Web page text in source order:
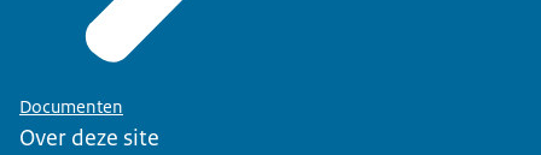
Documenten
Over deze site